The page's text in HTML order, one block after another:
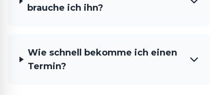
brauche ich ihn?
Wie schnell bekomme ich einen
Termin?